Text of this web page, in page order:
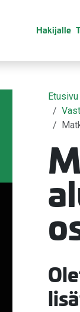
Hakijalle
Avaa/sulje alavalikko
Etusivu